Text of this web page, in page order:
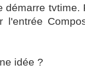
démarre tvtime.
l'entrée
idée ?